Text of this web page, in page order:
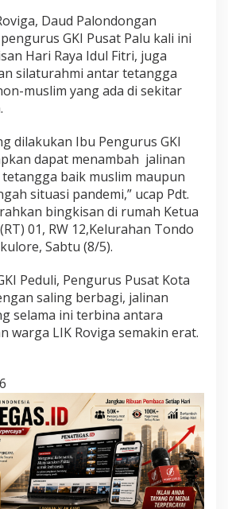
Daud Palondongan
GKI Pusat Palu kali ini
Hari Raya Idul Fitri, juga
silaturahmi antar tetangga
muslim yang ada di sekitar
dilakukan Ibu Pengurus GKI
dapat menambah jalinan
baik muslim maupun
situasi pandemi,” ucap Pdt.
bingkisan di rumah Ketua
01, RW 12,Kelurahan Tondo
Sabtu (8/5).
Peduli, Pengurus Pusat Kota
saling berbagi, jalinan
selama ini terbina antara
warga LIK Roviga semakin erat.